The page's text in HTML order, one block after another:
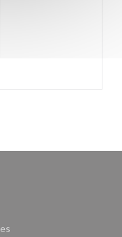
IN A NEW WINDOW))